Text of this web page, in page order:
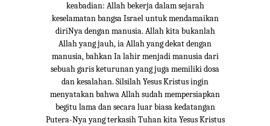
keabadian: Allah bekerja dalam sejarah
keselamatan bangsa Israel untuk mendamaikan
diriNya dengan manusia. Allah kita bukanlah
Allah yang jauh, ia Allah yang dekat dengan
manusia, bahkan Ia lahir menjadi manusia dari
sebuah garis keturunan yang juga memiliki dosa
dan kesalahan. Silsilah Yesus Kristus ingin
menyatakan bahwa Allah sudah mempersiapkan
begitu lama dan secara luar biasa kedatangan
Putera-Nya yang terkasih Tuhan kita Yesus Kristus